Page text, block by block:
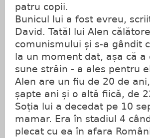
patru copii.
Bunicul lui a fost evreu,
David. Tatăl lui Alen
comunismului și s-a gândit
la un moment dat, așa că
sune străin - a ales pentru
Alen are un fiu de 20 de
șapte ani și o altă fiică, de
Soția lui a decedat pe 10
mamar. Era în stadiul 4
plecat cu ea în afara